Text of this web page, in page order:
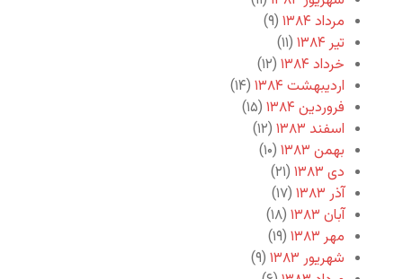
مرداد ۱۳۸۴
(۹)
تیر ۱۳۸۴
(۱۱)
خرداد ۱۳۸۴
(۱۲)
اردیبهشت ۱۳۸۴
(۱۴)
فروردین ۱۳۸۴
(۱۵)
اسفند ۱۳۸۳
(۱۲)
بهمن ۱۳۸۳
(۱۰)
دی ۱۳۸۳
(۲۱)
آذر ۱۳۸۳
(۱۷)
آبان ۱۳۸۳
(۱۸)
مهر ۱۳۸۳
(۱۹)
شهریور ۱۳۸۳
(۹)